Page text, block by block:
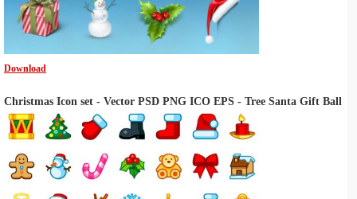
Download
Christmas Icon set - Vector PSD PNG ICO EPS - Tree Santa Gift Ball